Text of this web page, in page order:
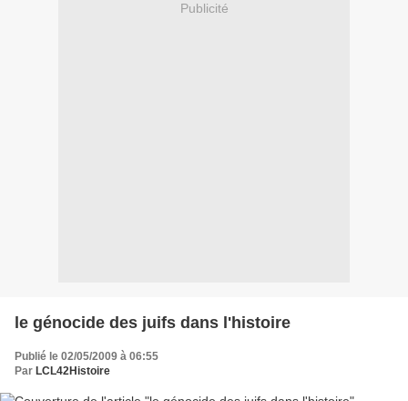
Publicité
le génocide des juifs dans l'histoire
Publié le 02/05/2009 à 06:55
Par LCL42Histoire